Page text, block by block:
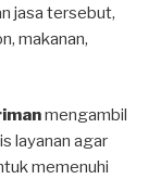
jasa tersebut,
makanan,
mengambil
layanan agar
memenuhi